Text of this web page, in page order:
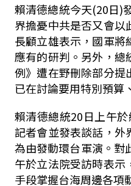
賴清德總統今天(20日)
界擔憂中共是否又會以
長顧立雄表示，國軍將
應有的研判。另外，總
例》遭在野刪除部分提
已在討論要用特別預算
賴清德總統20日上午於
記者會並發表談話，外
為由發動環台軍演。對
午於立法院受訪時表示
手段掌握台海周邊各項